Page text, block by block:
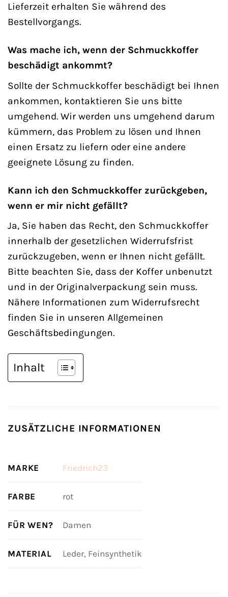
Lieferzeit erhalten Sie während des
Bestellvorgangs.
Was mache ich, wenn der Schmuckkoffer
beschädigt ankommt?
Sollte der Schmuckkoffer beschädigt bei Ihnen
ankommen, kontaktieren Sie uns bitte
umgehend. Wir werden uns umgehend darum
kümmern, das Problem zu lösen und Ihnen
einen Ersatz zu liefern oder eine andere
geeignete Lösung zu finden.
Kann ich den Schmuckkoffer zurückgeben,
wenn er mir nicht gefällt?
Ja, Sie haben das Recht, den Schmuckkoffer
innerhalb der gesetzlichen Widerrufsfrist
zurückzugeben, wenn er Ihnen nicht gefällt.
Bitte beachten Sie, dass der Koffer unbenutzt
und in der Originalverpackung sein muss.
Nähere Informationen zum Widerrufsrecht
finden Sie in unseren Allgemeinen
Geschäftsbedingungen.
Inhalt
ZUSÄTZLICHE INFORMATIONEN
MARKE Friedrich23
FARBE rot
FÜR WEN? Damen
MATERIAL Leder, Feinsynthetik